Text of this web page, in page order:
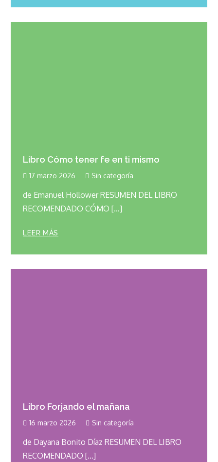
Libro Cómo tener fe en ti mismo
17 marzo 2026 Sin categoría
de Emanuel Hollower RESUMEN DEL LIBRO
RECOMENDADO CÓMO […]
LEER MÁS
Libro Forjando el mañana
16 marzo 2026 Sin categoría
de Dayana Bonito Díaz RESUMEN DEL LIBRO
RECOMENDADO […]